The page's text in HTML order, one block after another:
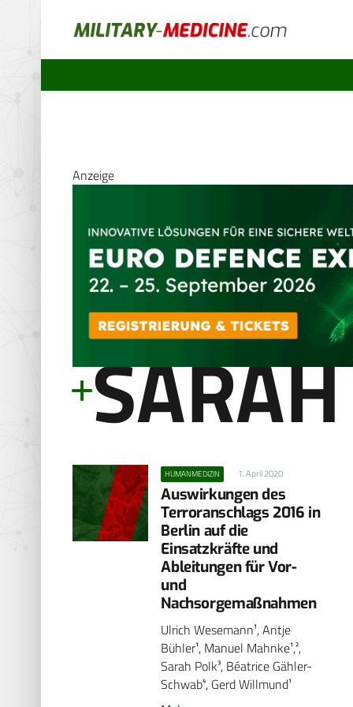
Anzeige
HUMANMEDIZIN 1. April 2020
Auswirkungen des
Terroranschlags 2016 in
Berlin auf die
Einsatzkräfte und
Ableitungen für Vor-
und
Nachsorgemaßnahmen
Ulrich Wesemann¹, Antje
Bühler¹, Manuel Mahnke¹,²,
Sarah Polk³, Béatrice Gähler-
Schwab⁴, Gerd Willmund¹